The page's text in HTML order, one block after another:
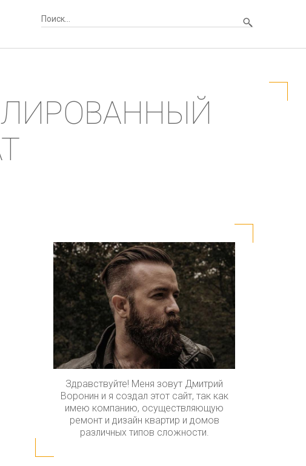
Здравствуйте! Меня зовут Дмитрий
Воронин и я создал этот сайт, так как
имею компанию, осуществляющую
ремонт и дизайн квартир и домов
различных типов сложности.